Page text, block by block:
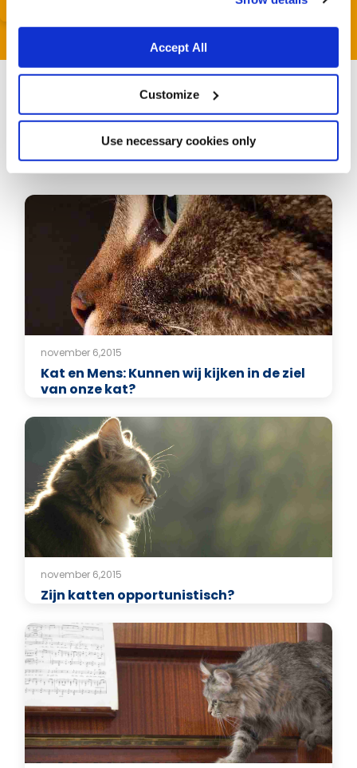
Accept All
Customize
Use necessary cookies only
Gerelateerde artikelen
november 6,2015
Kat en Mens: Kunnen wij kijken in de ziel
van onze kat?
november 6,2015
Zijn katten opportunistisch?